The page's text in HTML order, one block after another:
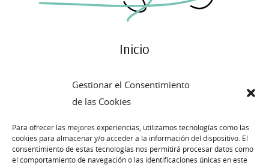
Gestionar el Consentimiento
de las Cookies
Para ofrecer las mejores experiencias, utilizamos tecnologías como las
cookies para almacenar y/o acceder a la información del dispositivo. El
consentimiento de estas tecnologías nos permitirá procesar datos como
el comportamiento de navegación o las identificaciones únicas en este
Inicio
Historia
Atelier
Contacto